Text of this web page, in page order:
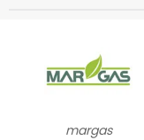
margas